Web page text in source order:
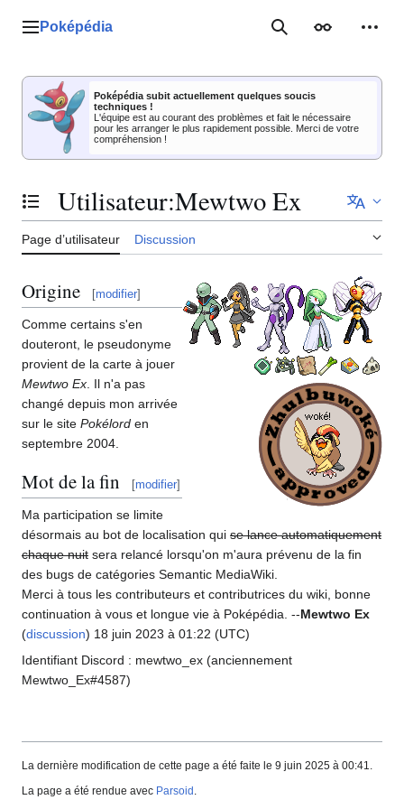
Menu principal
Poképédia RechercherApparence
Poképédia subit actuellement quelques soucis
techniques !
L'équipe est au courant des problèmes et fait le nécessaire
pour les arranger le plus rapidement possible. Merci de votre
compréhension !
Basculer la table des matières
Utilisateur:Mewtwo Ex
Page d’utilisateur Discussion
Origine [modifier]
Comme certains s'en
douteront, le pseudonyme
provient de la carte à jouer
Mewtwo Ex . Il n'a pas
changé depuis mon arrivée
sur le site Pokélord en
septembre 2004.
Mot de la fin [modifier]
Ma participation se limite
désormais au bot de localisation qui se lance automatiquement
chaque nuit sera relancé lorsqu'on m'aura prévenu de la fin
des bugs de catégories Semantic MediaWiki.
Merci à tous les contributeurs et contributrices du wiki, bonne
continuation à vous et longue vie à Poképédia. --Mewtwo Ex
(discussion) 18 juin 2023 à 01:22 (UTC)
Identifiant Discord : mewtwo_ex (anciennement
Mewtwo_Ex#4587)
La dernière modification de cette page a été faite le 9 juin 2025 à 00:41.
La page a été rendue avec Parsoid .